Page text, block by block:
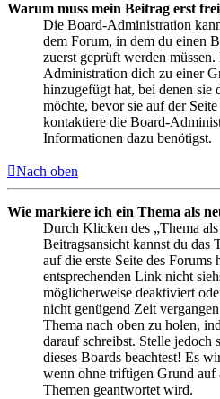
Warum muss mein Beitrag erst
Die Board-Administration
dem Forum, in dem du einen
zuerst geprüft werden
Administration dich zu einer
hinzugefügt hat, bei denen sie
möchte, bevor sie auf der
kontaktiere die Board-
Informationen dazu benötigst.
Nach oben
Wie markiere ich ein Thema als
Durch Klicken des „Thema
Beitragsansicht kannst du das
auf die erste Seite des Forums
entsprechenden Link nicht
möglicherweise deaktiviert
nicht genügend Zeit
Thema nach oben zu holen,
darauf schreibst. Stelle jedoch
dieses Boards beachtest! Es
wenn ohne triftigen Grund auf
Themen geantwortet wird.